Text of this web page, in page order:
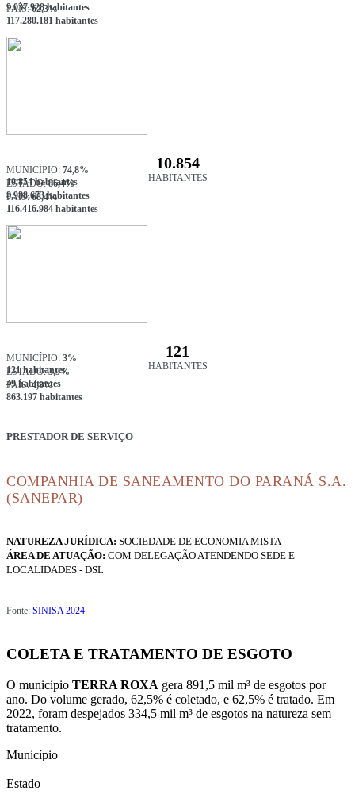
9.037.928 habitantes
PAÍS:62,3%
117.280.181 habitantes
10.854
HABITANTES
MUNICÍPIO: 74,8%
10.854 habitantes
ESTADO:86,4%
8.988.673 habitantes
PAÍS:68,4%
116.416.984 habitantes
121
HABITANTES
MUNICÍPIO: 3%
121 habitantes
ESTADO:3,9%
49 habitantes
PAÍS:4,8%
863.197 habitantes
PRESTADOR DE SERVIÇO
COMPANHIA DE SANEAMENTO DO PARANÁ S.A.
(SANEPAR)
NATUREZA JURÍDICA: SOCIEDADE DE ECONOMIA MISTA
ÁREA DE ATUAÇÃO: COM DELEGAÇÃO ATENDENDO SEDE E
LOCALIDADES - DSL
Fonte: SINISA 2024
COLETA E TRATAMENTO DE ESGOTO
O município TERRA ROXA gera 891,5 mil m³ de esgotos por
ano. Do volume gerado, 62,5% é coletado, e 62,5% é tratado. Em
2022, foram despejados 334,5 mil m³ de esgotos na natureza sem
tratamento.
Município
Estado